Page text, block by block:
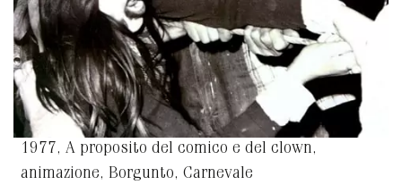
1977, A proposito del comico e del clown,
animazione, Borgunto, Carnevale